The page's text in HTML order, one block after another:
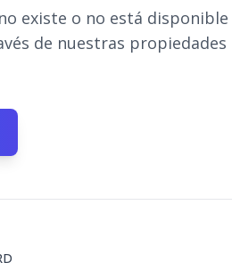
existe o no está disponible
de nuestras propiedades